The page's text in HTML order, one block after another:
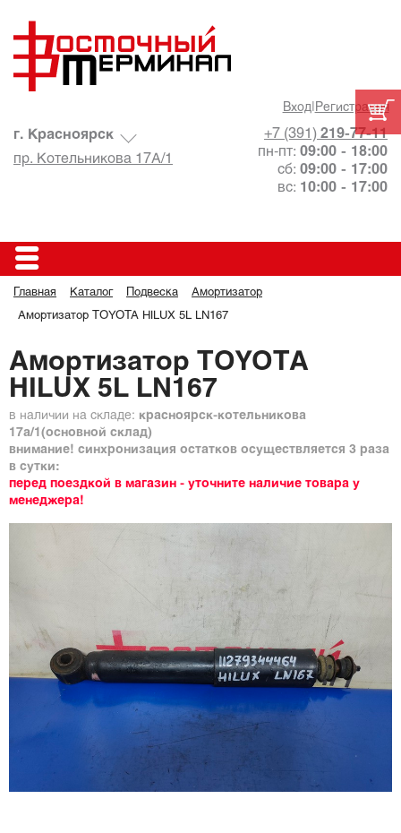
Вход| Регистрация
+7 (391) 219-77-11
пн-пт: 09:00 - 18:00
сб: 09:00 - 17:00
вс: 10:00 - 17:00
г. Красноярск
пр. Котельникова 17А/1
Главная Каталог Подвеска Амортизатор
Амортизатор TOYOTA HILUX 5L LN167
Амортизатор TOYOTA
HILUX 5L LN167
в наличии на складе: красноярск-котельникова
17а/1(основной склад)
внимание! синхронизация остатков осуществляется 3 раза
в сутки:
перед поездкой в магазин - уточните наличие товара у
менеджера!